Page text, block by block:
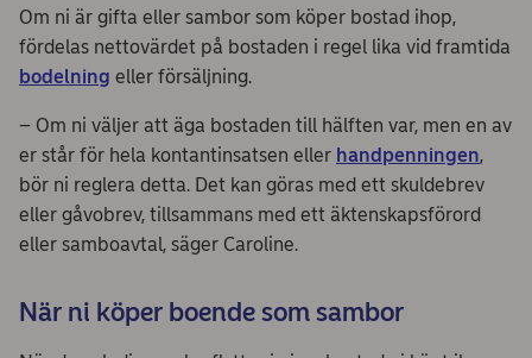
Om ni är gifta eller sambor som köper bostad ihop,
fördelas nettovärdet på bostaden i regel lika vid framtida
bodelning eller försäljning.
– Om ni väljer att äga bostaden till hälften var, men en av
er står för hela kontantinsatsen eller handpenningen,
bör ni reglera detta. Det kan göras med ett skuldebrev
eller gåvobrev, tillsammans med ett äktenskapsförord
eller samboavtal, säger Caroline.
När ni köper boende som sambor